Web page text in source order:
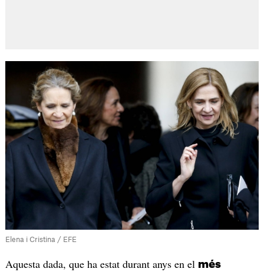
Elena i Cristina / EFE
Aquesta dada, que ha estat durant anys en el més